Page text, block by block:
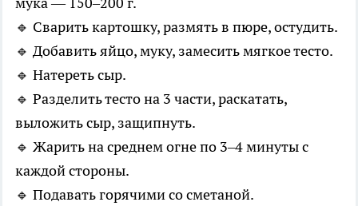
🔹 Сварить картошку, размять в пюре, остудить.
🔹 Добавить яйцо, муку, замесить мягкое тесто.
🔹 Натереть сыр.
🔹 Разделить тесто на 3 части, раскатать,
выложить сыр, защипнуть.
🔹 Жарить на среднем огне по 3–4 минуты с
каждой стороны.
🔹 Подавать горячими со сметаной.